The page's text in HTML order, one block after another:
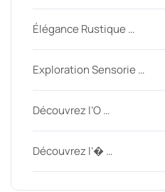
Élégance Rustique …
Exploration Sensorie …
Découvrez l’O …
Découvrez l’� …